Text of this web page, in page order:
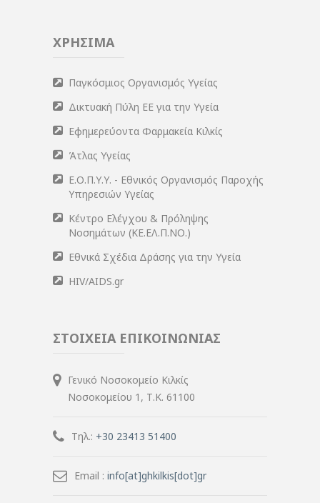
ΧΡΗΣΙΜΑ
Παγκόσμιος Οργανισμός Υγείας
Δικτυακή Πύλη ΕΕ για την Υγεία
Εφημερεύοντα Φαρμακεία Κιλκίς
Άτλας Υγείας
Ε.Ο.Π.Υ.Υ. - Εθνικός Οργανισμός Παροχής
Υπηρεσιών Υγείας
Κέντρο Ελέγχου & Πρόληψης
Νοσημάτων (ΚΕ.ΕΛ.Π.ΝΟ.)
Εθνικά Σχέδια Δράσης για την Υγεία
HIV/AIDS.gr
ΣΤΟΙΧΕΙΑ ΕΠΙΚΟΙΝΩΝΙΑΣ
Γενικό Νοσοκομείο Κιλκίς
Νοσοκομείου 1, Τ.Κ. 61100
Τηλ.: +30 23413 51400
Email : info[at]ghkilkis[dot]gr